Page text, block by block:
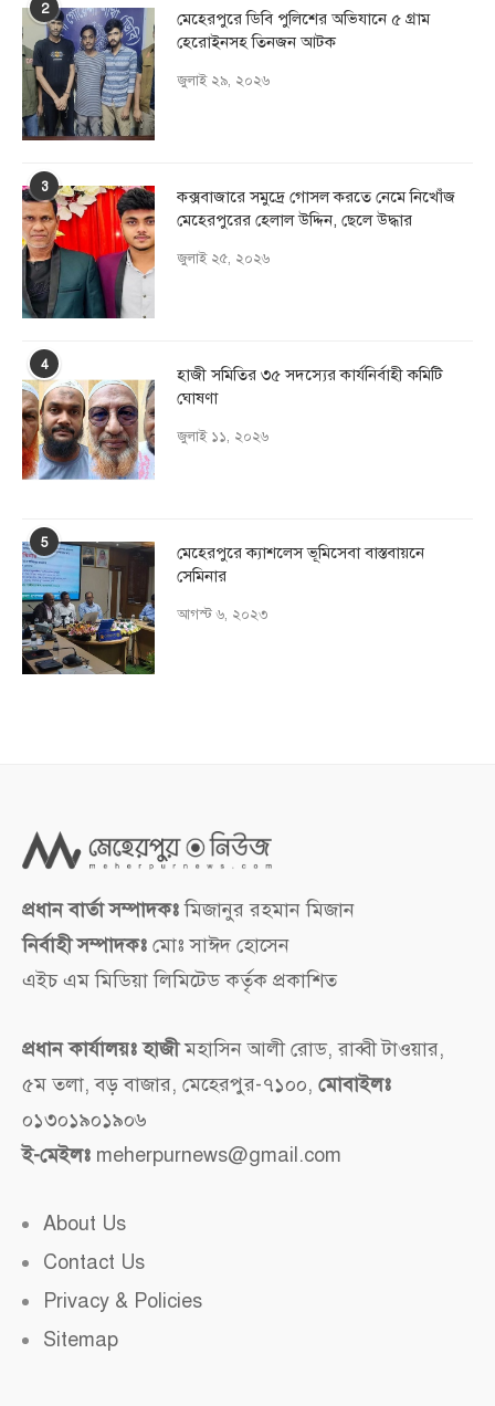
2
মেহেরপুরে ডিবি পুলিশের অভিযানে ৫ গ্রাম
হেরোইনসহ তিনজন আটক
জুলাই ২৯, ২০২৬
3
কক্সবাজারে সমুদ্রে গোসল করতে নেমে নিখোঁজ
মেহেরপুরের হেলাল উদ্দিন, ছেলে উদ্ধার
জুলাই ২৫, ২০২৬
4
হাজী সমিতির ৩৫ সদস্যের কার্যনির্বাহী কমিটি
ঘোষণা
জুলাই ১১, ২০২৬
5
মেহেরপুরে ক্যাশলেস ভূমিসেবা বাস্তবায়নে
সেমিনার
আগস্ট ৬, ২০২৩
প্রধান বার্তা সম্পাদকঃমিজানুর রহমান মিজান
নির্বাহী সম্পাদকঃ মোঃ সাঈদ হোসেন
এইচ এম মিডিয়া লিমিটেড কর্তৃক প্রকাশিত
প্রধান কার্যালয়ঃ হাজীমহাসিন আলী রোড, রাব্বী টাওয়ার,
৫ম তলা, বড় বাজার, মেহেরপুর-৭১০০, মোবাইলঃ
০১৩০১৯০১৯০৬
ই-মেইলঃ meherpurnews@gmail.com
About Us
Contact Us
Privacy & Policies
Sitemap